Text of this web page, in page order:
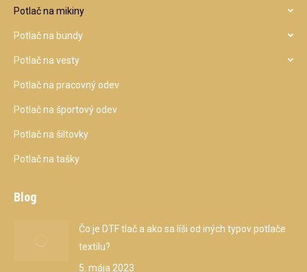
Potlač na mikiny
Potlač na bundy
Potlač na vesty
Potlač na pracovný odev
Potlač na športový odev
Potlač na šiltovky
Potlač na tašky
Blog
Čo je DTF tlač a ako sa líši od iných typov potlače
textilu?
5. mája 2023